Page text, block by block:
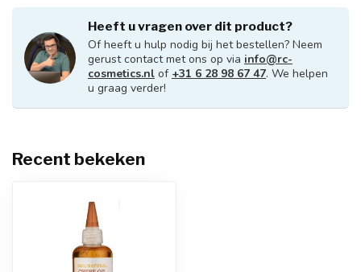
Heeft u vragen over dit product?
Of heeft u hulp nodig bij het bestellen? Neem
gerust contact met ons op via info@rc-
cosmetics.nl of +31 6 28 98 67 47. We helpen
u graag verder!
Recent bekeken